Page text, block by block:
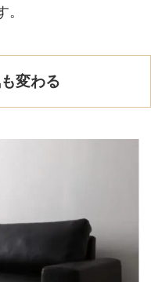
変わる